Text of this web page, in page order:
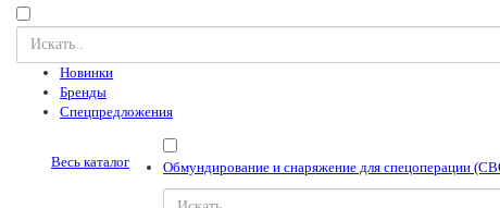
Новинки
Бренды
Спецпредложения
Весь каталог Обмундирование и снаряжение для спецоперации